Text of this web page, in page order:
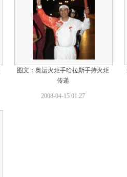
图文：奥运火炬手哈拉斯手持火炬
传递
2008-04-15 01:27